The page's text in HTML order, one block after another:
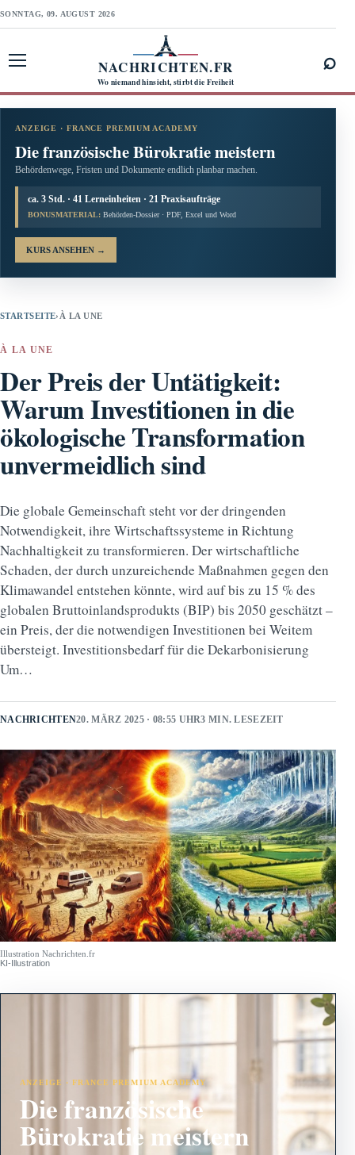
SONNTAG, 09. AUGUST 2026
NACHRICHTEN.FR
Wo niemand hinsieht, stirbt die Freiheit
⌕
ANZEIGE · FRANCE PREMIUM ACADEMY
Die französische Bürokratie meistern
Behördenwege, Fristen und Dokumente endlich planbar machen.
ca. 3 Std. · 41 Lerneinheiten · 21 Praxisaufträge
BONUSMATERIAL: Behörden-Dossier · PDF, Excel und Word
KURS ANSEHEN →
STARTSEITE› À LA UNE
À LA UNE
Der Preis der Untätigkeit:
Warum Investitionen in die
ökologische Transformation
unvermeidlich sind
Die globale Gemeinschaft steht vor der dringenden
Notwendigkeit, ihre Wirtschaftssysteme in Richtung
Nachhaltigkeit zu transformieren. Der wirtschaftliche
Schaden, der durch unzureichende Maßnahmen gegen den
Klimawandel entstehen könnte, wird auf bis zu 15 % des
globalen Bruttoinlandsprodukts (BIP) bis 2050 geschätzt –
ein Preis, der die notwendigen Investitionen bei Weitem
übersteigt. Investitionsbedarf für die Dekarbonisierung
Um…
NACHRICHTEN20. MÄRZ 2025 · 08:55 UHR3 MIN. LESEZEIT
Illustration Nachrichten.fr
KI-Illustration
ANZEIGE · FRANCE PREMIUM ACADEMY
Die französische
Bürokratie meistern